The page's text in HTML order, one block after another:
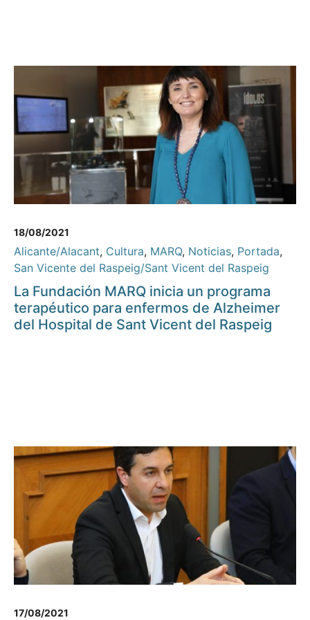
18/08/2021
Alicante/Alacant, Cultura, MARQ, Noticias, Portada,
San Vicente del Raspeig/Sant Vicent del Raspeig
La Fundación MARQ inicia un programa
terapéutico para enfermos de Alzheimer
del Hospital de Sant Vicent del Raspeig
17/08/2021